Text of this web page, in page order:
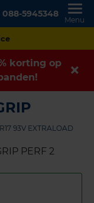
088-5945348
Menu
korting op
93V EXTRALOAD